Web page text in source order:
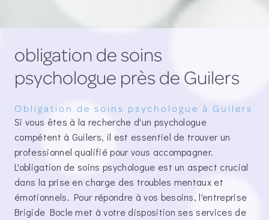
obligation de soins
psychologue près de Guilers
Obligation de soins psychologue à Guilers
Si vous êtes à la recherche d'un psychologue
compétent à Guilers, il est essentiel de trouver un
professionnel qualifié pour vous accompagner.
L'obligation de soins psychologue est un aspect crucial
dans la prise en charge des troubles mentaux et
émotionnels. Pour répondre à vos besoins, l'entreprise
Brigide Bocle met à votre disposition ses services de